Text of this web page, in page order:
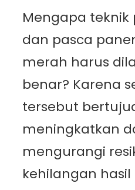
Mengapa
dan pasca
merah harus
benar? Karena
tersebut
meningkatkan
mengurangi
kehilangan